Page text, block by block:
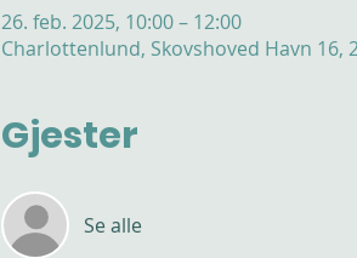
26. feb. 2025, 10:00 – 12:00
Charlottenlund, Skovshoved Havn
Gjester
Se alle